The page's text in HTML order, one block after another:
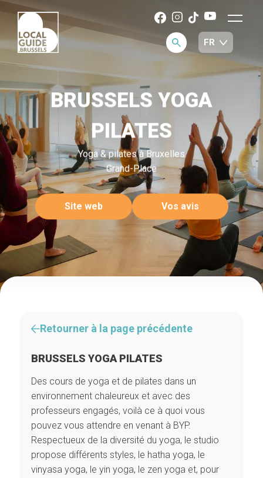
BRUSSELS YOGA
PILATES
Yoga & pilates à Bruxelles
Grand-Place
Site web Vos avis
Retourner à la page précédente
BRUSSELS YOGA PILATES
Des cours de yoga et de pilates dans un
environnement chaleureux et avec des
professeurs engagés, voilà ce à quoi vous
pouvez vous attendre en venant à BYP.
Respectueux de la diversité du yoga, le studio
propose différents styles, le hatha yoga, le
vinyasa yoga, le yin yoga, le zen yoga et, pour